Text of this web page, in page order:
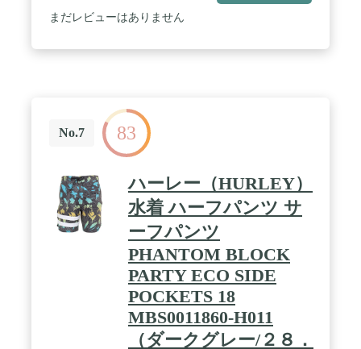
まだレビューはありません
No.7 83
ハーレー（HURLEY）
水着 ハーフパンツ サ
ーフパンツ
PHANTOM BLOCK
PARTY ECO SIDE
POCKETS 18
MBS0011860-H011
（ダークグレー/２８．